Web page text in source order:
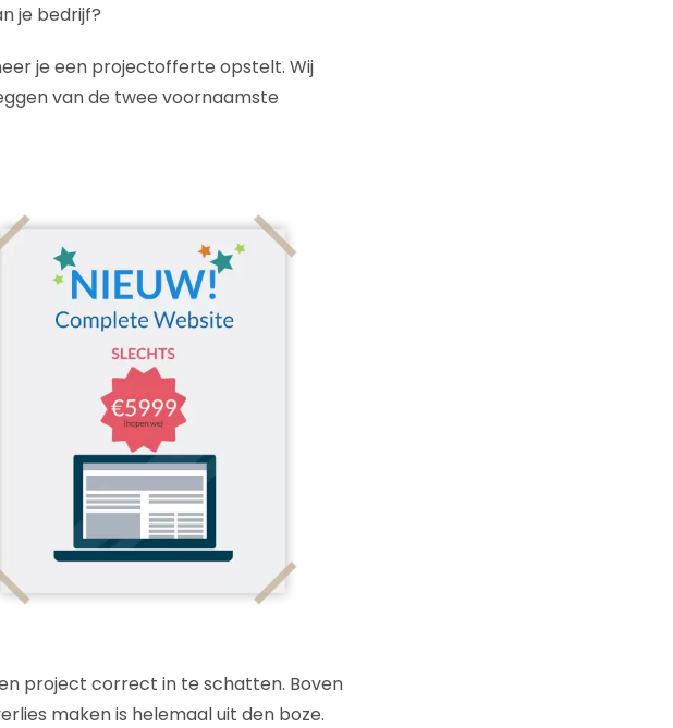
je bedrijf?
je een projectofferte opstelt. Wij
van de twee voornaamste
project correct in te schatten. Boven
maken is helemaal uit den boze.